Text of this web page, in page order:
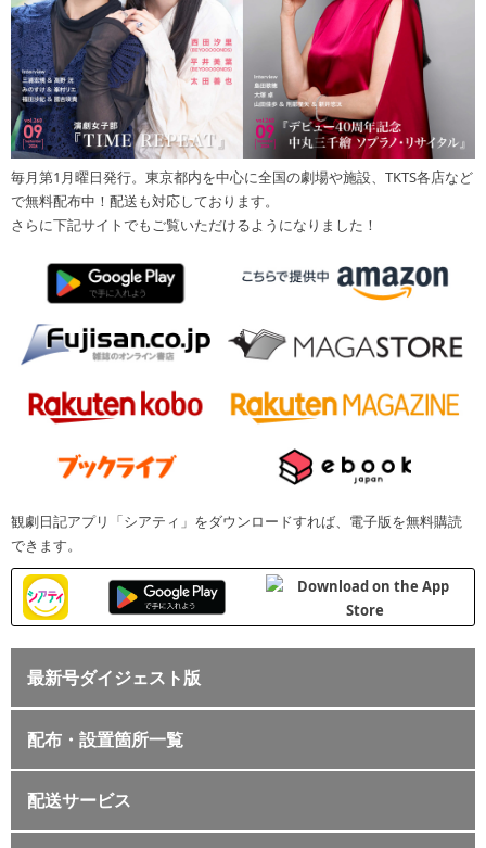
毎月第1月曜日発行。東京都内を中心に全国の劇場や施設、TKTS各店など
で無料配布中！配送も対応しております。
さらに下記サイトでもご覧いただけるようになりました！
観劇日記アプリ「シアティ」をダウンロードすれば、電子版を無料購読
できます。
最新号ダイジェスト版
配布・設置箇所一覧
配送サービス